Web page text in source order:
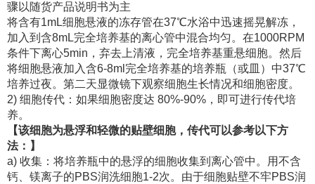
骤以随货产品说明书为主
将含有1mL细胞悬液的冻存管在37℃水浴中迅速摇晃解冻，
加入到含8mL完全培养基的离心管中混合均匀。在1000RPM
条件下离心5min，弃去上清液，完全培养基重悬细胞。然后
将细胞悬液加入含6-8ml完全培养基的培养瓶（或皿）中37℃
培养过夜。第二天显微镜下观察细胞生长情况和细胞密度。
2) 细胞传代：如果细胞密度达 80%-90%，即可进行传代培
养。
【该细胞为悬浮和轻微的贴壁细胞，传代可以参考以下方
法：】
a) 收集：将培养瓶中的悬浮的细胞收集到离心管中。用不含
钙、镁离子的PBS润洗细胞1-2次。由于细胞贴壁不牢PBS润